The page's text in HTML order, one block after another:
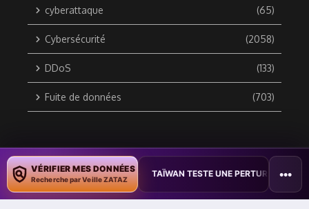
cyberattaque (65)
Cybersécurité (2058)
DDoS (133)
Fuite de données (703)
Copyright © 2010 / 2026 DATA SECURITY BREACH - Groupe
ZATAZ Média
VÉRIFIER MES DONNÉES
Recherche par Veille ZATAZ
DOCUMENTS • TAÏWAN TESTE UNE PERTURBATION MASSIVE DE
•••